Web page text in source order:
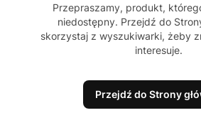
Przepraszamy, produkt,
niedostępny. Przejdź do
skorzystaj z wyszukiwarki, żeby
interesuje.
Przejdź do Strony